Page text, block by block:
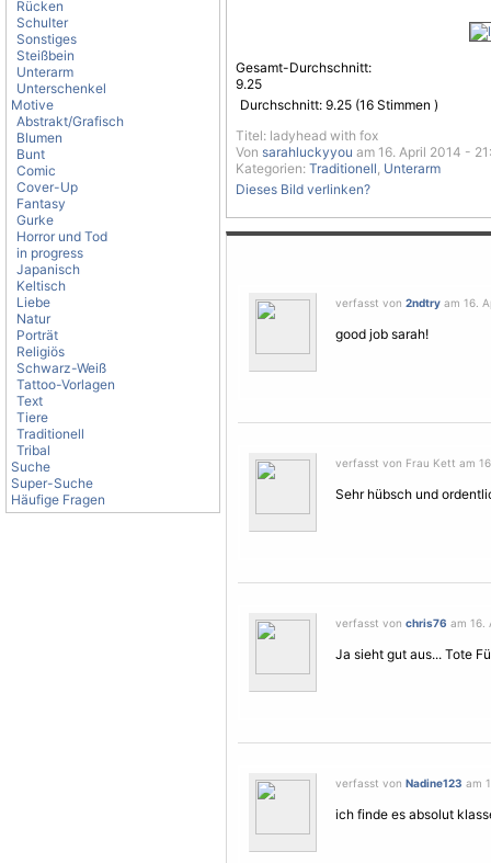
Rücken
Schulter
Sonstiges
Steißbein
Unterarm
Unterschenkel
Motive
Abstrakt/Grafisch
Blumen
Bunt
Comic
Cover-Up
Fantasy
Gurke
Horror und Tod
in progress
Japanisch
Keltisch
Liebe
Natur
Porträt
Religiös
Schwarz-Weiß
Tattoo-Vorlagen
Text
Tiere
Traditionell
Tribal
Suche
Super-Suche
Häufige Fragen
Gesamt-Durchschnitt:
9.25
Durchschnitt: 9.25 (16 Stimmen )
Titel: ladyhead with fox
Von sarahluckyyou am 16. April 2014 -
Kategorien: Traditionell, Unterarm
Dieses Bild verlinken?
verfasst von 2ndtry am 16.
good job sarah!
verfasst von Frau Kett am
Sehr hübsch und
verfasst von chris76 am 16.
Ja sieht gut aus... Tote
verfasst von Nadine123 am
ich finde es absolut